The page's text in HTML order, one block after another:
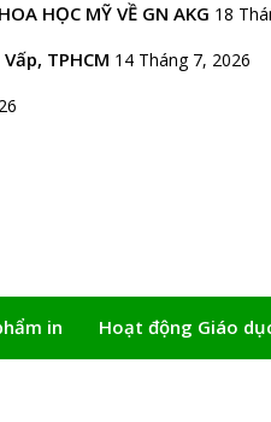
HỌC MỸ VỀ GN AKG 18
TPHCM 14 Tháng 7, 2026
in Hoạt động Giáo